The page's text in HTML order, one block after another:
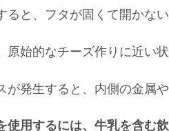
ると、フタが固くて開かな
原始的なチーズ作りに近い
が発生すると、内側の金属
使用するには、牛乳を含む